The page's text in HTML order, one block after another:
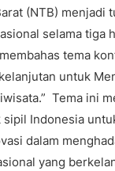
(NTB) menjadi
selama tiga
tema
untuk
Tema ini
Indonesia
dalam
yang